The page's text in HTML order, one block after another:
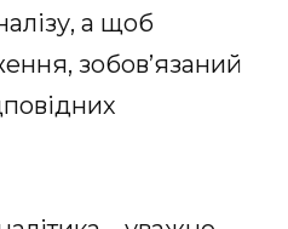
а щоб
зобов’язаний